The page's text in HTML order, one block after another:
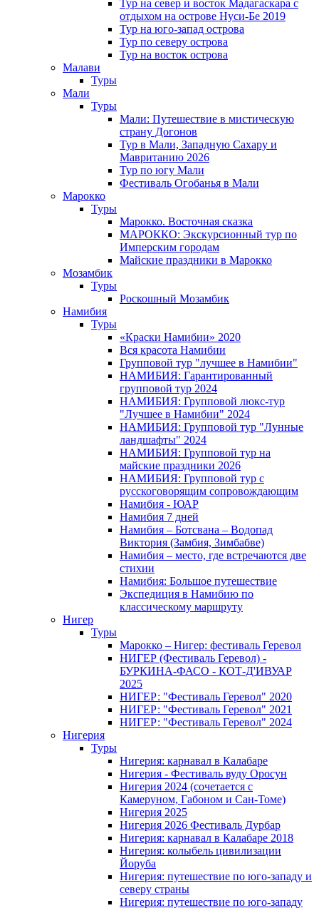
Тур на север и восток Мадагаскара с
отдыхом на острове Нуси-Бе 2019
Тур на юго-запад острова
Тур по северу острова
Тур на восток острова
Малави
Туры
Мали
Туры
Мали: Путешествие в мистическую
страну Догонов
Тур в Мали, Западную Сахару и
Мавританию 2026
Тур по югу Мали
Фестиваль Огобанья в Мали
Марокко
Туры
Марокко. Восточная сказка
МАРОККО: Экскурсионный тур по
Имперским городам
Майские праздники в Марокко
Мозамбик
Туры
Роскошный Мозамбик
Намибия
Туры
«Краски Намибии» 2020
Вся красота Намибии
Групповой тур "лучшее в Намибии"
НАМИБИЯ: Гарантированный
групповой тур 2024
НАМИБИЯ: Групповой люкс-тур
"Лучшее в Намибии" 2024
НАМИБИЯ: Групповой тур "Лунные
ландшафты" 2024
НАМИБИЯ: Групповой тур на
майские праздники 2026
НАМИБИЯ: Групповой тур с
русскоговорящим сопровождающим
Намибия - ЮАР
Намибия 7 дней
Намибия – Ботсвана – Водопад
Виктория (Замбия, Зимбабве)
Намибия – место, где встречаются две
стихии
Намибия: Большое путешествие
Экспедиция в Намибию по
классическому маршруту
Нигер
Туры
Марокко – Нигер: фестиваль Геревол
НИГЕР (Фестиваль Геревол) -
БУРКИНА-ФАСО - КОТ-Д'ИВУАР
2025
НИГЕР: "Фестиваль Геревол" 2020
НИГЕР: "Фестиваль Геревол" 2021
НИГЕР: "Фестиваль Геревол" 2024
Нигерия
Туры
Нигерия: карнавал в Калабаре
Нигерия - Фестиваль вуду Оросун
Нигерия 2024 (сочетается с
Камеруном, Габоном и Сан-Томе)
Нигерия 2025
Нигерия 2026 Фестиваль Дурбар
Нигерия: карнавал в Калабаре 2018
Нигерия: колыбель цивилизации
Йоруба
Нигерия: путешествие по юго-западу и
северу страны
Нигерия: путешествие по юго-западу